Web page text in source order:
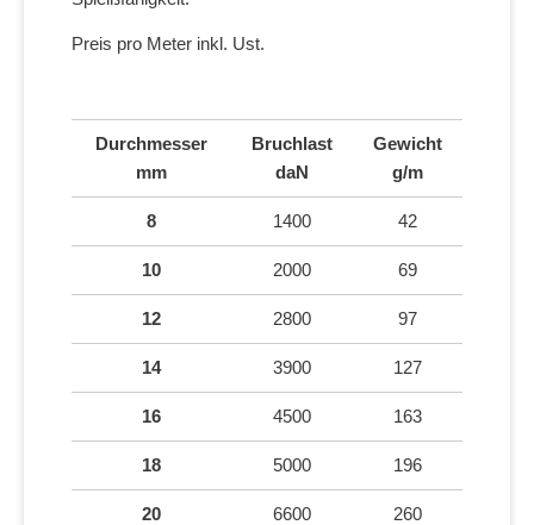
Preis pro Meter inkl. Ust.
Durchmesser
mm
Bruchlast
daN
Gewicht
g/m
8 1400 42
10 2000 69
12 2800 97
14 3900 127
16 4500 163
18 5000 196
20 6600 260